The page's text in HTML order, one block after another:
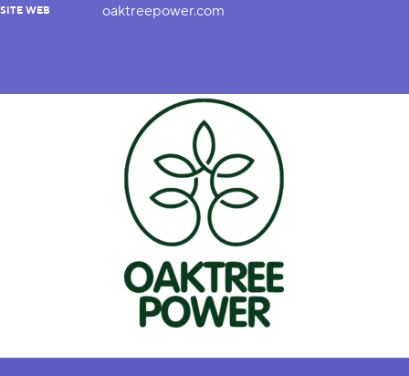
SITE WEB oaktreepower.com